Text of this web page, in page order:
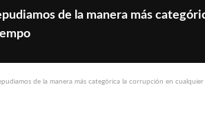
de la manera más